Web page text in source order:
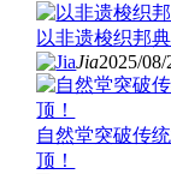
以非遗梭织邦
Jia2025/08/
自然堂突破传
顶！